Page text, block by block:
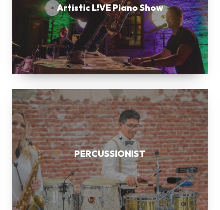
Artistic L!VE Piano Show
PERCUSSIONIST
PERCUSSIONIST